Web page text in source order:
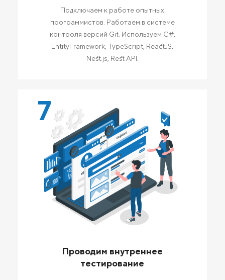
Подключаем к работе опытных
программистов. Работаем в системе
контроля версий Git. Используем C#,
EntityFramework, TypeScript, ReactJS,
Nest.js, Rest API.
7
Проводим внутреннее
тестирование